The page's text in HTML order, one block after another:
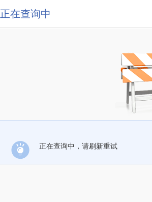
正在查询中
正在查询中，请刷新重试